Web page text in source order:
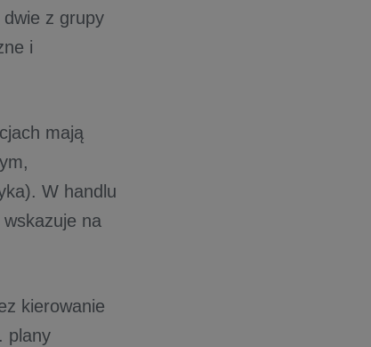
dwie z grupy
i
mają
W handlu
na
kierowanie
plany